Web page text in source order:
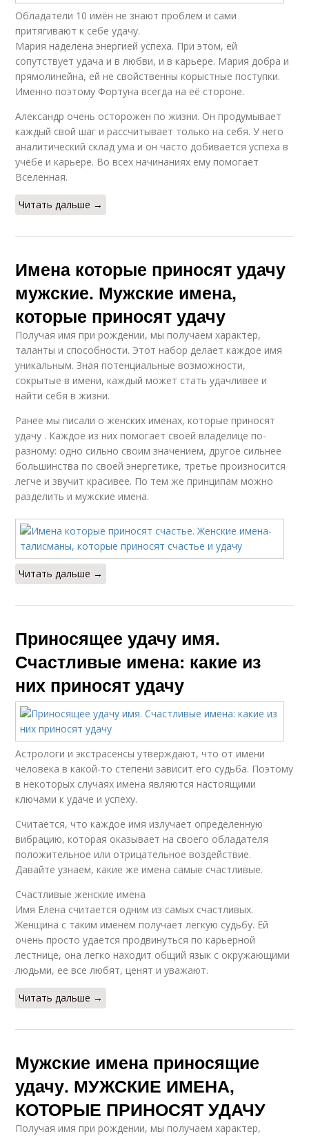
Обладатели 10 имён не знают проблем и сами
притягивают к себе удачу.
Мария наделена энергией успеха. При этом, ей
сопутствует удача и в любви, и в карьере. Мария добра и
прямолинейна, ей не свойственны корыстные поступки.
Именно поэтому Фортуна всегда на её стороне.
Александр очень осторожен по жизни. Он продумывает
каждый свой шаг и рассчитывает только на себя. У него
аналитический склад ума и он часто добивается успеха в
учёбе и карьере. Во всех начинаниях ему помогает
Вселенная.
Читать дальше →
Имена которые приносят удачу
мужские. Мужские имена,
которые приносят удачу
Получая имя при рождении, мы получаем характер,
таланты и способности. Этот набор делает каждое имя
уникальным. Зная потенциальные возможности,
сокрытые в имени, каждый может стать удачливее и
найти себя в жизни.
Ранее мы писали о женских именах, которые приносят
удачу . Каждое из них помогает своей владелице по-
разному: одно сильно своим значением, другое сильнее
большинства по своей энергетике, третье произносится
легче и звучит красивее. По тем же принципам можно
разделить и мужские имена.
Читать дальше →
Приносящее удачу имя.
Счастливые имена: какие из
них приносят удачу
Астрологи и экстрасенсы утверждают, что от имени
человека в какой-то степени зависит его судьба. Поэтому
в некоторых случаях имена являются настоящими
ключами к удаче и успеху.
Считается, что каждое имя излучает определенную
вибрацию, которая оказывает на своего обладателя
положительное или отрицательное воздействие.
Давайте узнаем, какие же имена самые счастливые.
Счастливые женские имена
Имя Елена считается одним из самых счастливых.
Женщина с таким именем получает легкую судьбу. Ей
очень просто удается продвинуться по карьерной
лестнице, она легко находит общий язык с окружающими
людьми, ее все любят, ценят и уважают.
Читать дальше →
Мужские имена приносящие
удачу. МУЖСКИЕ ИМЕНА,
КОТОРЫЕ ПРИНОСЯТ УДАЧУ
Получая имя при рождении, мы получаем характер,